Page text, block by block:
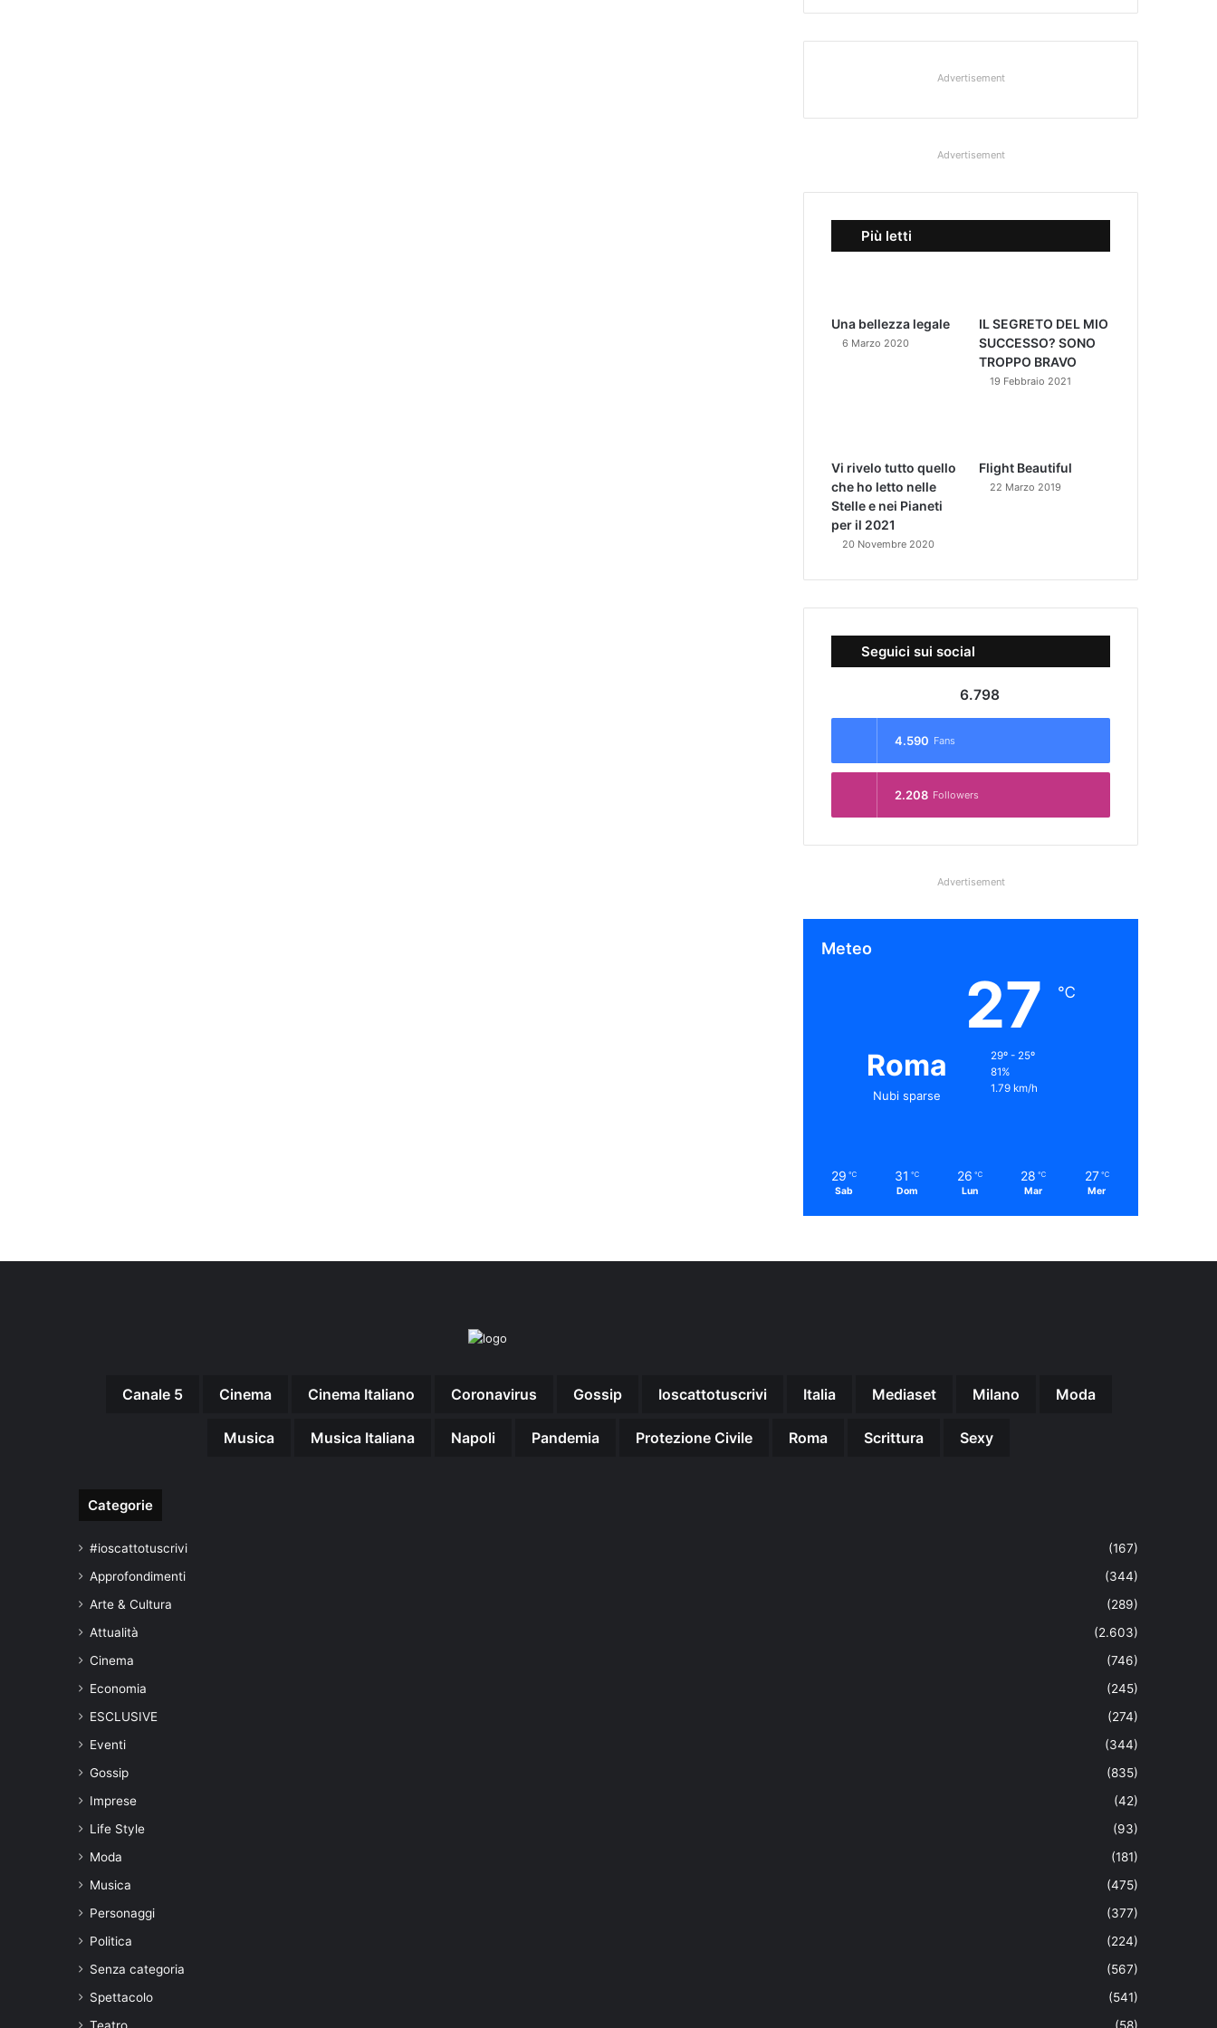
Advertisement
Advertisement
Più letti
Una bellezza legale
6 Marzo 2020
IL SEGRETO DEL MIO
SUCCESSO? SONO
TROPPO BRAVO
19 Febbraio 2021
Vi rivelo tutto quello
che ho letto nelle
Stelle e nei Pianeti
per il 2021
20 Novembre 2020
Flight Beautiful
22 Marzo 2019
Seguici sui social
6.798
4.590 Fans
2.208 Followers
Advertisement
Meteo
Roma
Nubi sparse
27 ℃
29º - 25º
81%
1.79 km/h
29 ℃
Sab
31 ℃
Dom
26 ℃
Lun
28 ℃
Mar
27 ℃
Mer
Canale 5 Cinema Cinema Italiano Coronavirus Gossip Ioscattotuscrivi Italia Mediaset Milano Moda
Musica Musica Italiana Napoli Pandemia Protezione Civile Roma Scrittura Sexy
Categorie
#ioscattotuscrivi
(167)
Approfondimenti
(344)
Arte & Cultura
(289)
Attualità
(2.603)
Cinema
(746)
Economia
(245)
ESCLUSIVE
(274)
Eventi
(344)
Gossip
(835)
Imprese
(42)
Life Style
(93)
Moda
(181)
Musica
(475)
Personaggi
(377)
Politica
(224)
Senza categoria
(567)
Spettacolo
(541)